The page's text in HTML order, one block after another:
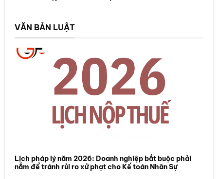
VĂN BẢN LUẬT
Lịch pháp lý năm 2026: Doanh nghiệp bắt buộc phải
nắm để tránh rủi ro xử phạt cho Kế toán Nhân Sự